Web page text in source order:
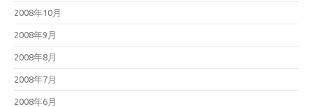
2008年10月
2008年9月
2008年8月
2008年7月
2008年6月